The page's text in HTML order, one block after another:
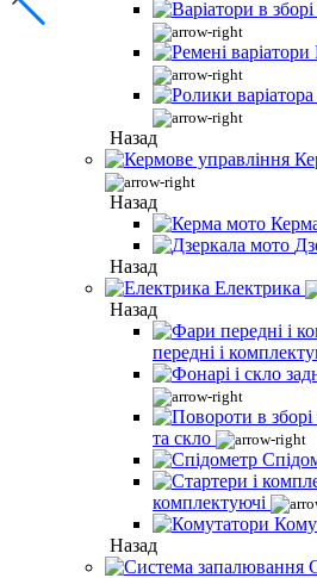
Назад
Назад
Назад
Електрика
Назад
передні і
та скло
комплектуючі
Назад